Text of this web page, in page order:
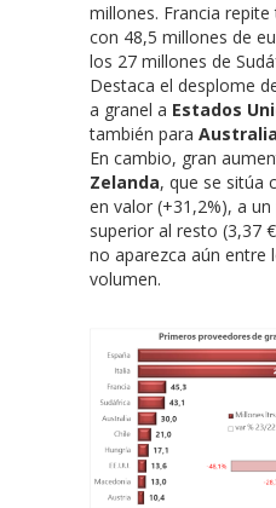
millones. Francia
con 48,5 millones de
los 27 millones de
Destaca el desplome
a granel a Estados
también para Australia
En cambio, gran
Zelanda, que se sitúa
en valor (+31,2%), a
superior al resto (3,37
no aparezca aún entre
volumen.